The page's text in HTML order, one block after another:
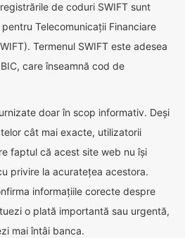
de coduri SWIFT sunt
Telecomunicații Financiare
Termenul SWIFT este adesea
care înseamnă cod de
doar în scop informativ. Deși
cât mai exacte, utilizatorii
faptul că acest site web nu își
privire la acuratețea acestora.
informațiile corecte despre
o plată importantă sau urgentă,
mai întâi banca.